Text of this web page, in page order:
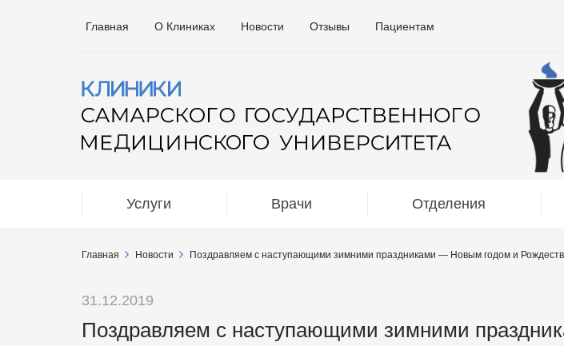
Главная О Клиниках Новости Отзывы Пациентам
Услуги Врачи Отделения
Главная Новости Поздравляем с наступающими зимними праздниками — Новым годом и
31.12.2019
Поздравляем с наступающими зимними